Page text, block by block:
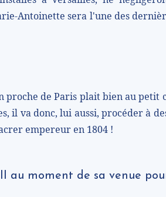
Antoinette sera l'une des
de Paris plait bien au petit
il va donc, lui aussi, procéder à
empereur en 1804 !
au moment de sa venue